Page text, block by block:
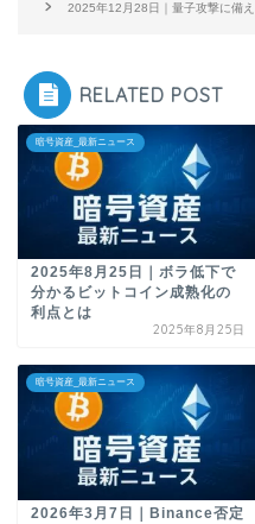
2025年12月28日｜量子攻撃に備
RELATED POST
暗号資産_最新ニュース
2025年8月25日｜ボラ低下で
分かるビットコイン成熟化の
利点とは
2025年8月25日
暗号資産_最新ニュース
2026年3月7日｜Binance否定